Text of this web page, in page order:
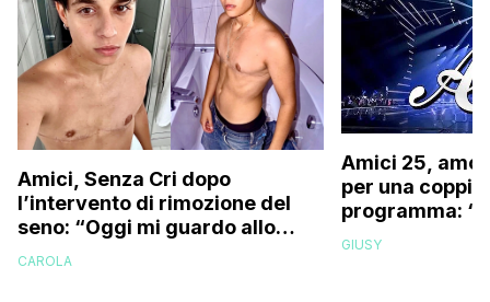
Amici, Senza Cri dopo
l’intervento di rimozione del
seno: “Oggi mi guardo allo
specchio e…”
CAROLA
Amici 25,
per una coppia
programma:
siamo resi
GIUSY